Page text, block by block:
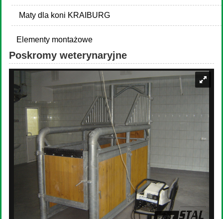
Maty dla koni KRAIBURG
Elementy montażowe
Poskromy weterynaryjne